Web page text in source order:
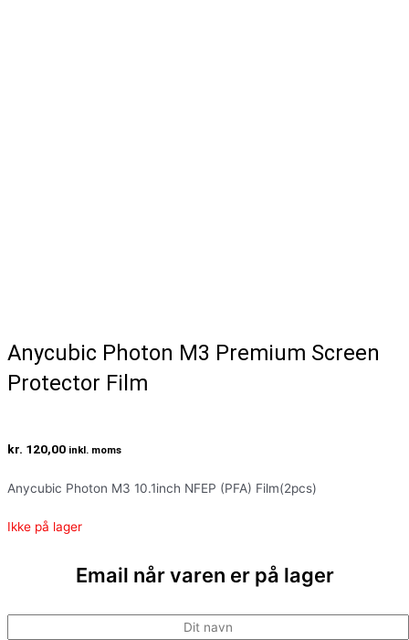
Anycubic Photon M3 Premium Screen
Protector Film
kr. 120,00 inkl. moms
Anycubic Photon M3 10.1inch NFEP (PFA) Film(2pcs)
Ikke på lager
Email når varen er på lager